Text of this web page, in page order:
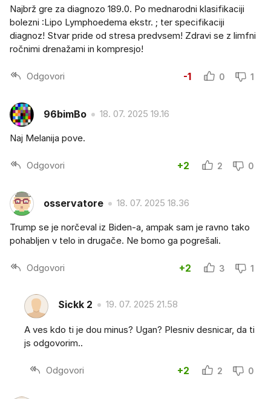
Najbrž gre za diagnozo 189.0. Po mednarodni klasifikaciji
bolezni :Lipo Lymphoedema ekstr. ; ter specifikaciji
diagnoz! Stvar pride od stresa predvsem! Zdravi se z limfni
ročnimi drenažami in kompresjo!
Odgovori -1 0 1
96bimBo 18. 07. 2025 19.16
Naj Melanija pove.
Odgovori +2 2 0
osservatore 18. 07. 2025 18.36
Trump se je norčeval iz Biden-a, ampak sam je ravno tako
pohabljen v telo in drugače. Ne bomo ga pogrešali.
Odgovori +2 3 1
Sickk 2 19. 07. 2025 21.58
A ves kdo ti je dou minus? Ugan? Plesniv desnicar, da ti
js odgovorim..
Odgovori +2 2 0